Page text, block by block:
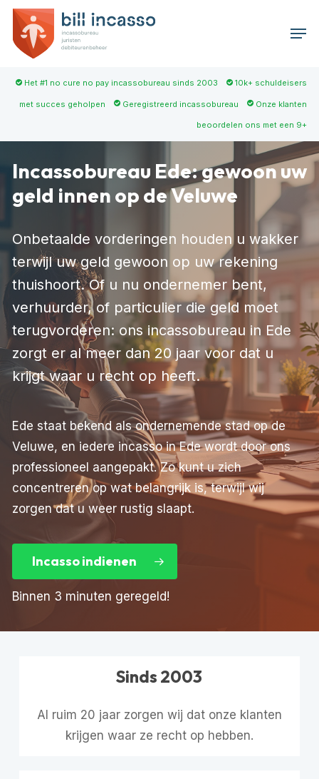
Skip
main
Het #1 no cure no pay incassobureau sinds 2003 10k+ schuldeisers
met succes geholpen Geregistreerd incassobureau Onze klanten
beoordelen ons met een 9+
Incassobureau Ede: gewoon uw
geld innen op de Veluwe
Onbetaalde vorderingen houden u wakker
terwijl uw geld gewoon op uw rekening
thuishoort. Of u nu ondernemer bent,
verhuurder, of particulier die geld moet
terugvorderen: ons incassobureau in Ede
zorgt er al meer dan 20 jaar voor dat u
krijgt waar u recht op heeft.
Ede staat bekend als ondernemende stad op de
Veluwe, en iedere incasso in Ede wordt door ons
professioneel aangepakt. Zo kunt u zich
concentreren op wat belangrijk is, terwijl wij
zorgen dat u weer rustig slaapt.
Incasso indienen
Binnen 3 minuten geregeld!
Sinds 2003
Al ruim 20 jaar zorgen wij dat onze klanten
krijgen waar ze recht op hebben.